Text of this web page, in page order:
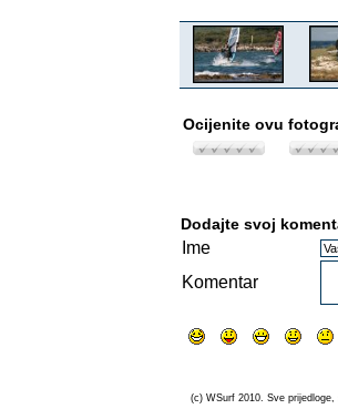
Ocijenite ovu
Dodajte svoj
Ime
Komentar
(c) WSurf 2010. Sve